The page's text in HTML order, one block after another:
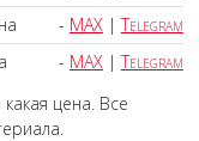
- MAX|Telegram
- MAX|Telegram
цена. Все